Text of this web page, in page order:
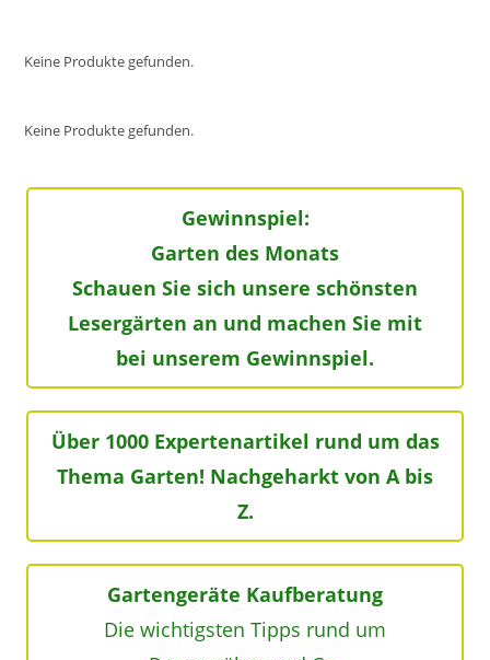
Keine Produkte gefunden.
Keine Produkte gefunden.
Gewinnspiel:
Garten des Monats
Schauen Sie sich unsere schönsten
Lesergärten an und machen Sie mit
bei unserem Gewinnspiel.
Über 1000 Expertenartikel rund um das
Thema Garten! Nachgeharkt von A bis
Z.
Gartengeräte Kaufberatung
Die wichtigsten Tipps rund um